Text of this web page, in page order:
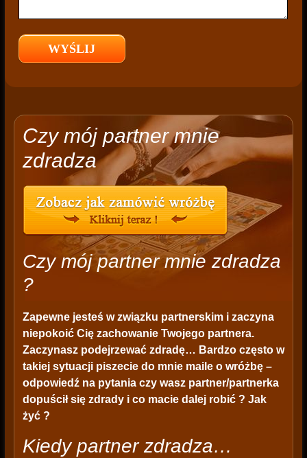
Czy mój partner mnie
zdradza
Czy mój partner mnie zdradza
?
Zapewne jesteś w związku partnerskim i zaczyna
niepokoić Cię zachowanie Twojego partnera.
Zaczynasz podejrzewać zdradę… Bardzo często w
takiej sytuacji piszecie do mnie maile o wróżbę –
odpowiedź na pytania czy wasz partner/partnerka
dopuścił się zdrady i co macie dalej robić ? Jak
żyć ?
Kiedy partner zdradza…